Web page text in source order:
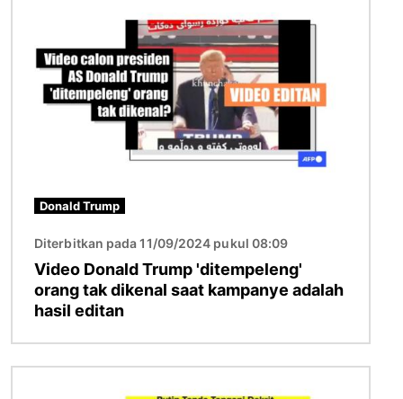
Donald Trump
Diterbitkan pada 11/09/2024 pukul 08:09
Video Donald Trump 'ditempeleng'
orang tak dikenal saat kampanye adalah
hasil editan